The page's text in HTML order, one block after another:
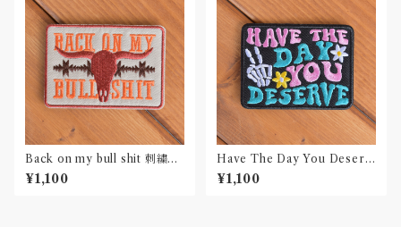
Back on my bull shit 刺繍ワ
ッペン Patch
¥1,100
Have The Day You Deserv
e 刺繍ワッペン Patch
¥1,100